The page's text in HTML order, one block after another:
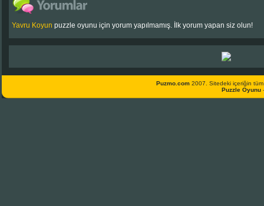
Yavru Koyun puzzle oyunu için yorum yapılmamış. İlk yorum yapan siz olun!
Puzmo.com2007. Sitedeki içeriğin tüm
Puzzle Oyunu